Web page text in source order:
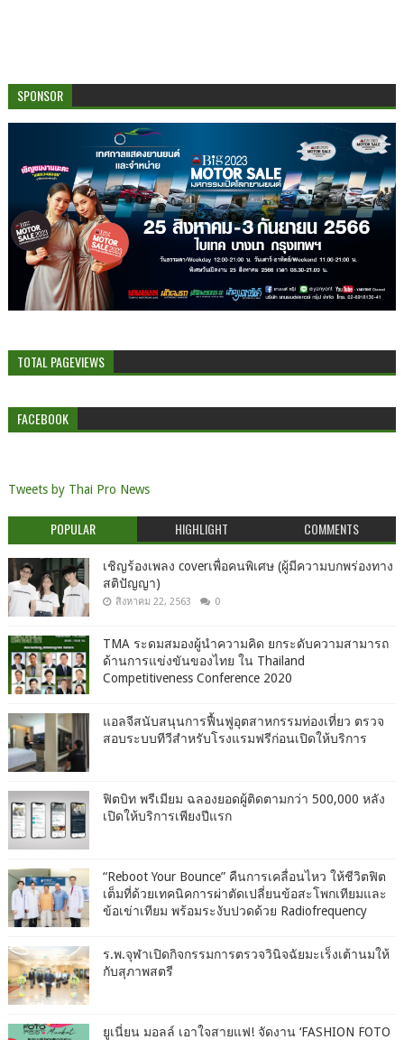
SPONSOR
TOTAL PAGEVIEWS
FACEBOOK
Tweets by Thai Pro News
POPULAR HIGHLIGHT COMMENTS
เชิญร้องเพลง coverเพื่อคนพิเศษ (ผู้มีความบกพร่องทาง
สติปัญญา)
สิงหาคม 22, 2563 0
TMA ระดมสมองผู้นำความคิด ยกระดับความสามารถ
ด้านการแข่งขันของไทย ใน Thailand
Competitiveness Conference 2020
แอลจีสนับสนุนการฟื้นฟูอุตสาหกรรมท่องเที่ยว ตรวจ
สอบระบบทีวีสำหรับโรงแรมฟรีก่อนเปิดให้บริการ
ฟิตบิท พรีเมียม ฉลองยอดผู้ติดตามกว่า 500,000 หลัง
เปิดให้บริการเพียงปีแรก
“Reboot Your Bounce” คืนการเคลื่อนไหว ให้ชีวิตฟิต
เต็มที่ด้วยเทคนิคการผ่าตัดเปลี่ยนข้อสะโพกเทียมและ
ข้อเข่าเทียม พร้อมระงับปวดด้วย Radiofrequency
ร.พ.จุฬาเปิดกิจกรรมการตรวจวินิจฉัยมะเร็งเต้านมให้
กับสุภาพสตรี
ยูเนี่ยน มอลล์ เอาใจสายแฟ! จัดงาน ‘FASHION FOTO